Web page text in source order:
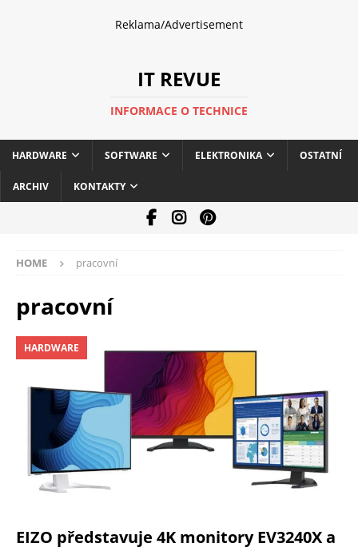
Reklama/Advertisement
IT REVUE
INFORMACE O TECHNICE
HARDWARE SOFTWARE ELEKTRONIKA OSTATNÍ
ARCHIV KONTAKTY
HOME pracovní
pracovní
HARDWARE
EIZO představuje 4K monitory EV3240X a